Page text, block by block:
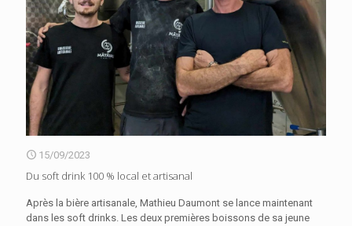
15/09/2023
Du soft drink 100 % local et artisanal
Après la bière artisanale, Mathieu Daumont se lance maintenant
dans les soft drinks. Les deux premières boissons de sa jeune